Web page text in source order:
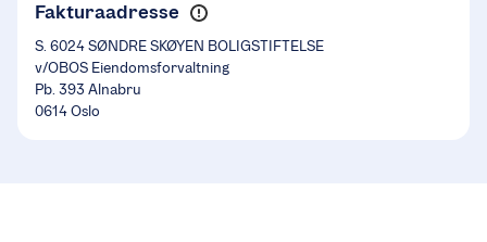
Fakturaadresse
S. 6024 SØNDRE SKØYEN BOLIGSTIFTELSE
v/OBOS Eiendomsforvaltning
Pb. 393 Alnabru
0614 Oslo